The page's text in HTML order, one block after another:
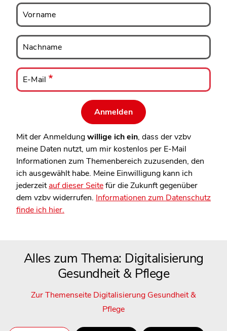
Vorname
Vorname
Nachname
Nachname
E-
Mail
E-Mail
Mit der Anmeldungwillige ich ein, dass der vzbv
meine Daten nutzt, um mir kostenlos per E-Mail
Informationen zum Themenbereich zuzusenden, den
ich ausgewählt habe. Meine Einwilligung kann ich
jederzeitauf dieser Seitefür die Zukunft gegenüber
dem vzbv widerrufen. Informationen zum Datenschutz
finde ich hier.
Alles zum Thema: Digitalisierung
Gesundheit & Pflege
Zur Themenseite Digitalisierung Gesundheit &
Pflege